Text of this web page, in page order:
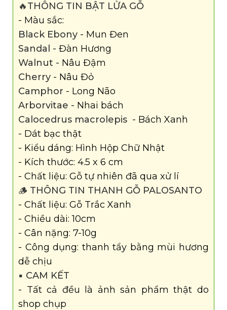
🔥THÔNG TIN BẬT LỬA GỖ
- Màu sắc:
Black Ebony - Mun Đen
Sandal - Đàn Hương
Walnut - Nâu Đậm
Cherry - Nâu Đỏ
Camphor - Long Não
Arborvitae - Nhai bách
Calocedrus macrolepis - Bách Xanh
- Dát bạc thật
- Kiểu dáng: Hình Hộp Chữ Nhật
- Kích thước: 4.5 x 6 cm
- Chất liệu: Gỗ tự nhiên đã qua xử lí
🪵 THÔNG TIN THANH GỖ PALOSANTO
- Chất liệu: Gỗ Trắc Xanh
- Chiều dài: 10cm
- Cân nặng: 7-10g
- Công dụng: thanh tẩy bằng mùi hương
dễ chịu
▪️ CAM KẾT
- Tất cả đều là ảnh sản phẩm thật do
shop chụp